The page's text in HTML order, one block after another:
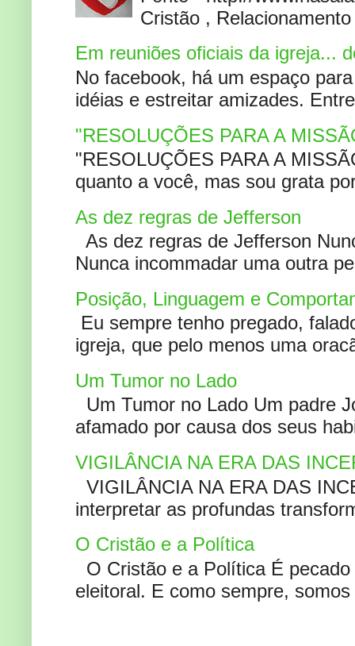
Cristão ,
Em reuniões oficiais da igreja...
No facebook, há um espaço
idéias e estreitar amizades.
"RESOLUÇÕES PARA A
"RESOLUÇÕES PARA A
quanto a você, mas sou grata
As dez regras de Jefferson
As dez regras de Jefferson
Nunca incommadar uma outra
Posição, Linguagem e
Eu sempre tenho pregado,
igreja, que pelo menos uma
Um Tumor no Lado
Um Tumor no Lado Um padre
afamado por causa dos seus
VIGILÂNCIA NA ERA DAS
VIGILÂNCIA NA ERA DAS
interpretar as profundas
O Cristão e a Política
O Cristão e a Política É
eleitoral. E como sempre,